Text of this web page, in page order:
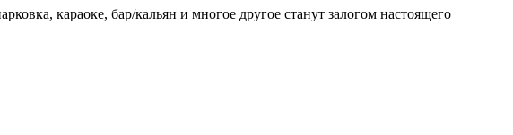
караоке, бар/кальян и многое другое станут залогом настоящего